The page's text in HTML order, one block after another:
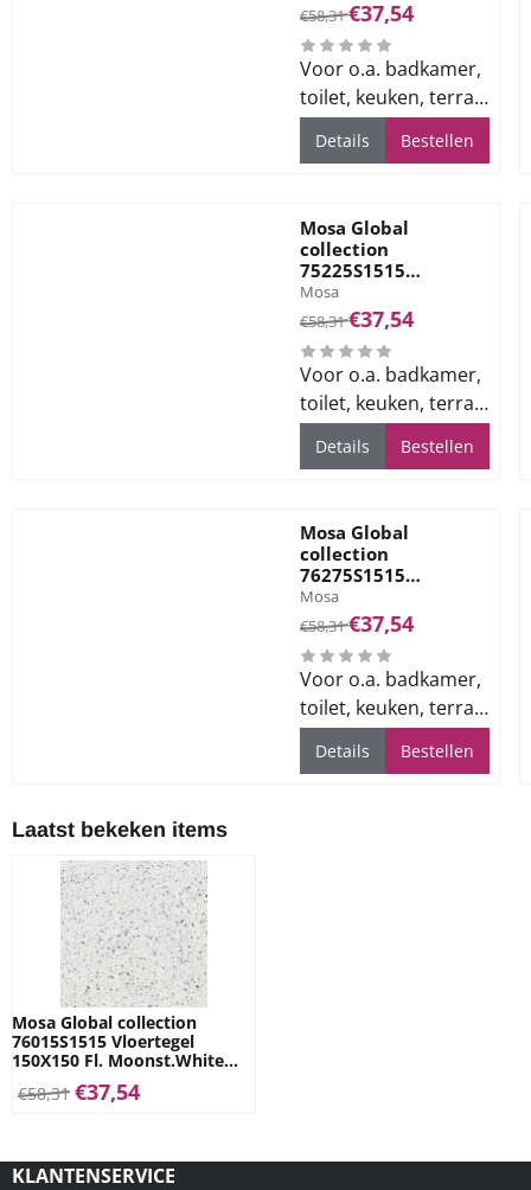
Fl. Granite Grey
7mm
Van 58,31 voor 37,54
€58,31€37,54
Voor o.a. badkamer,
toilet, keuken, terras
en bedrijfsvloeren
Details Bestellen
Mosa Global
collection
75225S1515
Vloertegel 150X150
Fl. Flint Grey 7mm
Merk:
Mosa
Van 58,31 voor 37,54
€58,31€37,54
Voor o.a. badkamer,
toilet, keuken, terras
en bedrijfsvloeren
Details Bestellen
Mosa Global
collection
76275S1515
Vloertegel 150X150
Fl. Glacier Grey 7mm
Merk:
Mosa
Van 58,31 voor 37,54
€58,31€37,54
Voor o.a. badkamer,
toilet, keuken, terras
en bedrijfsvloeren
Details Bestellen
Laatst bekeken items
Mosa Global collection
76015S1515 Vloertegel
150X150 Fl. Moonst.White
€58,31 €37,54
KLANTENSERVICE